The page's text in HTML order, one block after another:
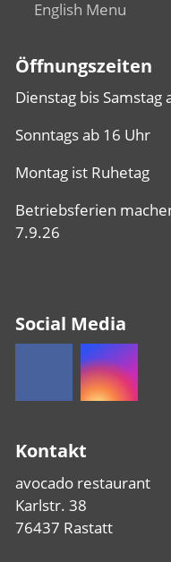
English Menu
Öffnungszeiten
Dienstag bis Samstag
Sonntags ab 16 Uhr
Montag ist Ruhetag
Betriebsferien
7.9.26
Social Media
Kontakt
avocado restaurant
Karlstr. 38
76437 Rastatt